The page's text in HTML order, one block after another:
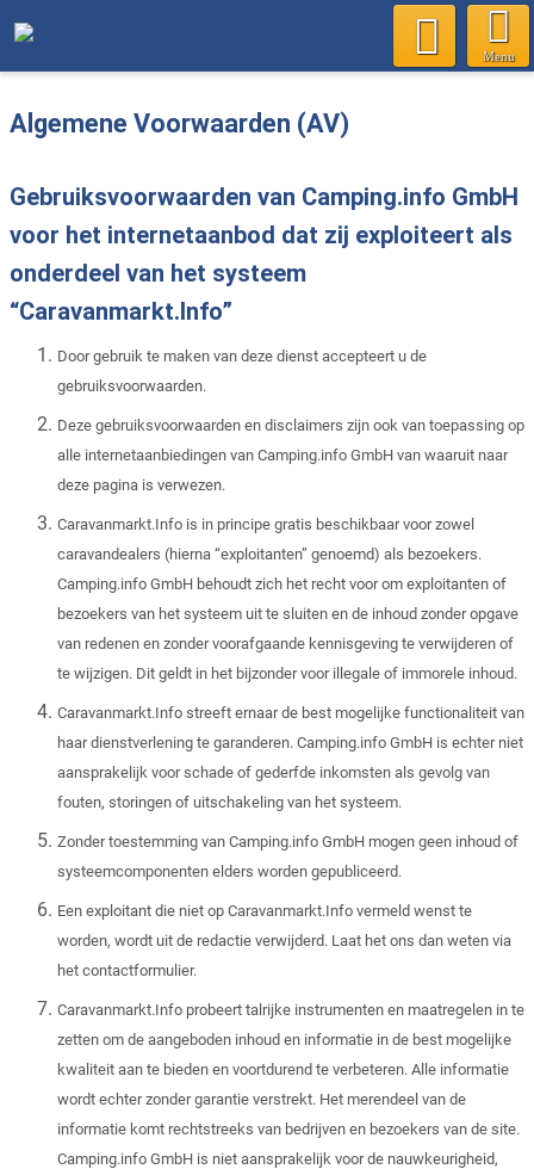
Menu
Algemene Voorwaarden (AV)
Gebruiksvoorwaarden van Camping.info GmbH
voor het internetaanbod dat zij exploiteert als
onderdeel van het systeem
“Caravanmarkt.Info”
Door gebruik te maken van deze dienst accepteert u de
gebruiksvoorwaarden.
Deze gebruiksvoorwaarden en disclaimers zijn ook van toepassing op
alle internetaanbiedingen van Camping.info GmbH van waaruit naar
deze pagina is verwezen.
Caravanmarkt.Info is in principe gratis beschikbaar voor zowel
caravandealers (hierna “exploitanten” genoemd) als bezoekers.
Camping.info GmbH behoudt zich het recht voor om exploitanten of
bezoekers van het systeem uit te sluiten en de inhoud zonder opgave
van redenen en zonder voorafgaande kennisgeving te verwijderen of
te wijzigen. Dit geldt in het bijzonder voor illegale of immorele inhoud.
Caravanmarkt.Info streeft ernaar de best mogelijke functionaliteit van
haar dienstverlening te garanderen. Camping.info GmbH is echter niet
aansprakelijk voor schade of gederfde inkomsten als gevolg van
fouten, storingen of uitschakeling van het systeem.
Zonder toestemming van Camping.info GmbH mogen geen inhoud of
systeemcomponenten elders worden gepubliceerd.
Een exploitant die niet op Caravanmarkt.Info vermeld wenst te
worden, wordt uit de redactie verwijderd. Laat het ons dan weten via
het contactformulier.
Caravanmarkt.Info probeert talrijke instrumenten en maatregelen in te
zetten om de aangeboden inhoud en informatie in de best mogelijke
kwaliteit aan te bieden en voortdurend te verbeteren. Alle informatie
wordt echter zonder garantie verstrekt. Het merendeel van de
informatie komt rechtstreeks van bedrijven en bezoekers van de site.
Camping.info GmbH is niet aansprakelijk voor de nauwkeurigheid,